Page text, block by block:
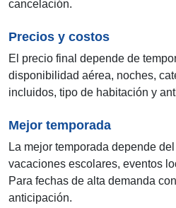
cancelación.
Precios y costos
El precio final depende de
disponibilidad aérea, noches,
incluidos, tipo de habitación y
Mejor temporada
La mejor temporada depende
vacaciones escolares, eventos
Para fechas de alta demanda
anticipación.